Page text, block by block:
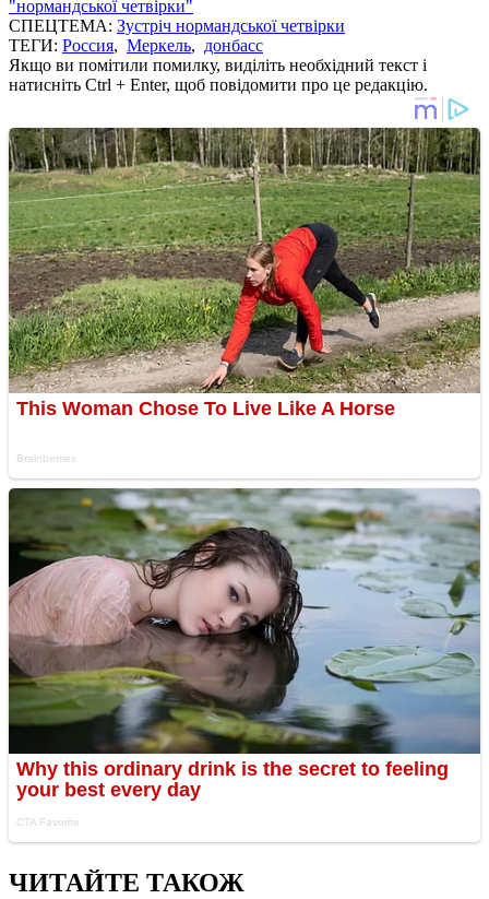
"нормандської четвірки"
СПЕЦТЕМА: Зустріч нормандської четвірки
ТЕГИ: Россия, Меркель, донбасс
Якщо ви помітили помилку, виділіть необхідний текст і
натисніть Ctrl + Enter, щоб повідомити про це редакцію.
ЧИТАЙТЕ ТАКОЖ